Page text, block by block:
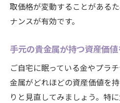
取価格が変動することがある
ナンスが有効です。
手元の貴金属が持つ資産価
ご自宅に眠っている金やプラ
金属がどれほどの資産価値を
りと見直してみましょう。特